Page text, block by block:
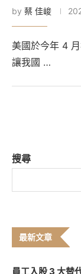
by 蔡 佳峻
美國於今年 4
讓我國 …
搜尋
最新文章
員工入股 3 大替